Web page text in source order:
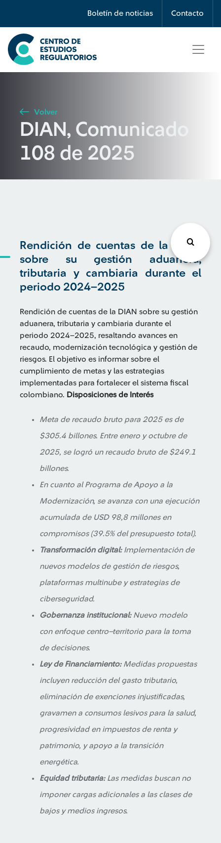
Boletín de noticias Contacto
Búsqueda
Seleccione país
Buscar
Volver
DIAN, Comunicado
108 de 2025
Rendición de cuentas de la DIAN
sobre su gestión aduanera,
tributaria y cambiaria durante el
periodo 2024–2025
Rendición de cuentas de la DIAN sobre su gestión
aduanera, tributaria y cambiaria durante el
periodo 2024–2025, resaltando avances en
recaudo, modernización tecnológica y gestión de
riesgos. El objetivo es informar sobre el
cumplimiento de metas y las estrategias
implementadas para fortalecer el sistema fiscal
colombiano. Disposiciones de Interés
Meta de recaudo bruto para 2025 es de
$305.4 billones. Entre enero y octubre de
2025, se logró un recaudo bruto de $249.1
billones.
En cuanto al Programa de Apoyo a la
Modernización, se avanza con una ejecución
acumulada de USD 98,8 millones en
compromisos (39.5% del presupuesto total).
Transformación digital:Implementación de
nuevos modelos de gestión de riesgos,
plataformas multinube y estrategias de
ciberseguridad.
Gobernanza institucional:Nuevo modelo
con enfoque centro–territorio para la toma
de decisiones.
Ley de Financiamiento:Medidas propuestas
incluyen reducción del gasto tributario,
eliminación de exenciones injustificadas,
gravamen a consumos lesivos para la salud,
progresividad en impuestos de renta y
patrimonio, y apoyo a la transición
energética.
Equidad tributaria:Las medidas buscan no
imponer cargas adicionales a las clases de
bajos y medios ingresos.